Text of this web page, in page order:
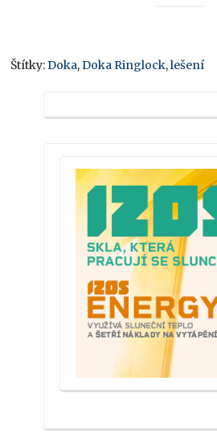
Štítky:Doka,Doka Ringlock,lešení